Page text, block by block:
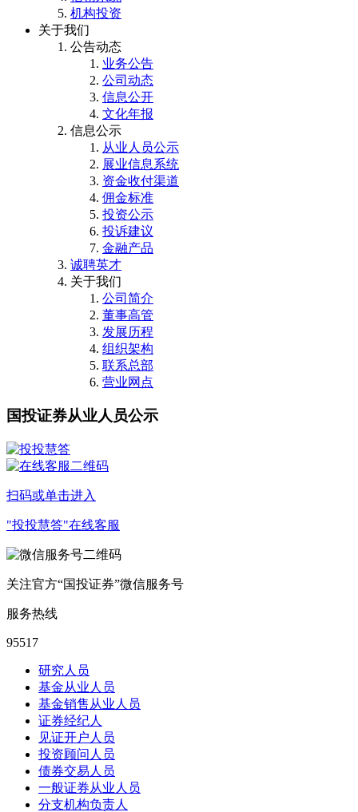
机构投资
关于我们
公告动态
业务公告
公司动态
信息公开
文化年报
信息公示
从业人员公示
展业信息系统
资金收付渠道
佣金标准
投资公示
投诉建议
金融产品
诚聘英才
关于我们
公司简介
董事高管
发展历程
组织架构
联系总部
营业网点
国投证券从业人员公示
扫码或单击进入
"投投慧答"在线客服
关注官方“国投证券”微信服务号
服务热线
95517
研究人员
基金从业人员
基金销售从业人员
证券经纪人
见证开户人员
投资顾问人员
债券交易人员
一般证券从业人员
分支机构负责人